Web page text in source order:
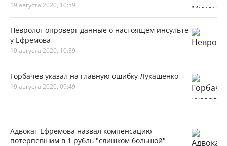
19 августа 2020, 10:59
Невролог опроверг данные о настоящем инсульте
у Ефремова
19 августа 2020, 10:39
Горбачев указал на главную ошибку Лукашенко
19 августа 2020, 09:49
Адвокат Ефремова назвал компенсацию
потерпевшим в 1 рубль "слишком большой"